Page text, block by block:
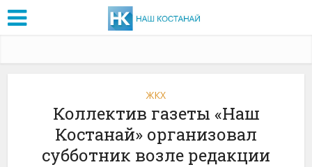
ЖКХ
Коллектив газеты «Наш
Костанай» организовал
субботник возле редакции